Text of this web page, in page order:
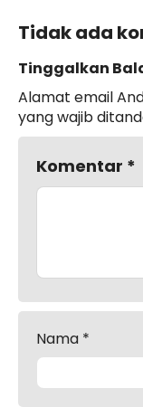
Tidak ada
Tinggalkan
Alamat email
yang wajib
Komentar *
Nama *